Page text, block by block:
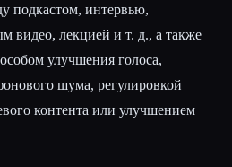
подкастом, интервью,
видео, лекцией и т. д., а также
улучшения голоса,
шума, регулировкой
контента или улучшением